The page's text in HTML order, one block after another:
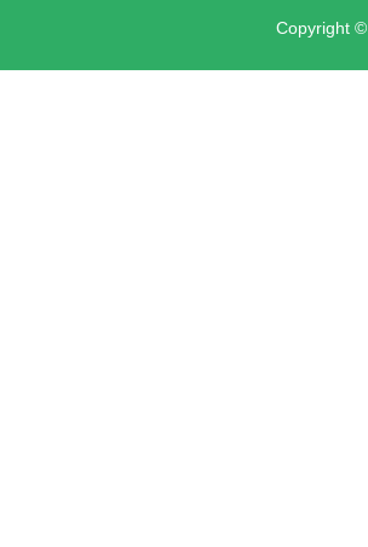
Copyright ©